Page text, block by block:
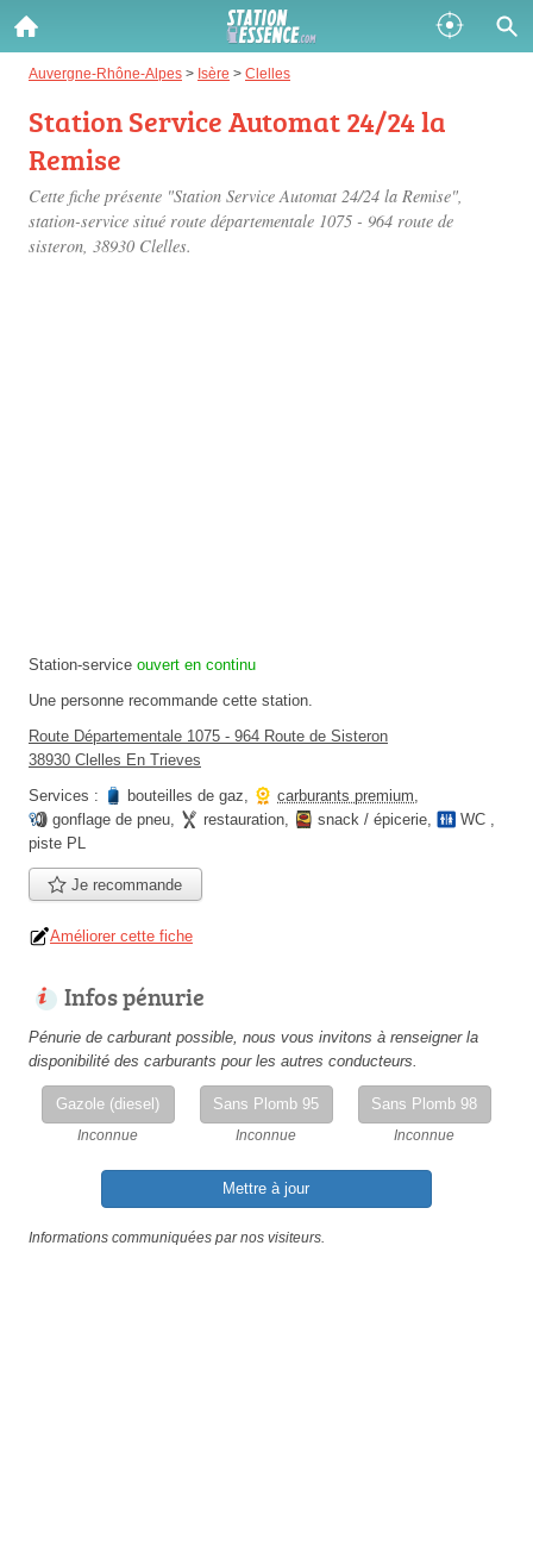
Auvergne-Rhône-Alpes > Isère > Clelles
Station Service Automat 24/24 la
Remise
Cette fiche présente "Station Service Automat 24/24 la Remise",
station-service situé route départementale 1075 - 964 route de
sisteron, 38930 Clelles.
Station-service ouvert en continu
Une personne recommande cette station.
Route Départementale 1075 - 964 Route de Sisteron
38930 Clelles En Trieves
Services :
bouteilles de gaz, carburants premium,
gonflage de pneu, restauration, snack / épicerie, WC ,
piste PL
Je recommande
Améliorer cette fiche
Infos pénurie
Pénurie de carburant possible, nous vous invitons à renseigner la
disponibilité des carburants pour les autres conducteurs.
Gazole (diesel)
Inconnue
Sans Plomb 95
Inconnue
Sans Plomb 98
Inconnue
Mettre à jour
Informations communiquées par nos visiteurs.
Gazole :
Disponible Épuisé
SP 98 :
Disponible Épuisé